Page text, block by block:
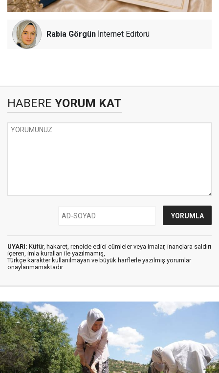
Rabia Görgün İnternet Editörü
HABERE YORUM KAT
UYARI: Küfür, hakaret, rencide edici cümleler veya imalar, inançlara saldırı
içeren, imla kuralları ile yazılmamış,
Türkçe karakter kullanılmayan ve büyük harflerle yazılmış yorumlar
onaylanmamaktadır.